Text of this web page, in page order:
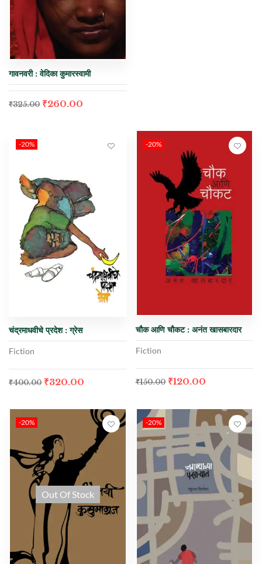
गावनवरी : वेदिका कुमारस्वामी
₹325.00 ₹260.00
-20%
चंद्रमाधवीचे प्रदेश : ग्रेस
Fiction
₹400.00 ₹320.00
-20%
चौक आणि चौकट : अनंत खासबारदार
Fiction
₹150.00 ₹120.00
-20%
Out Of Stock
-20%